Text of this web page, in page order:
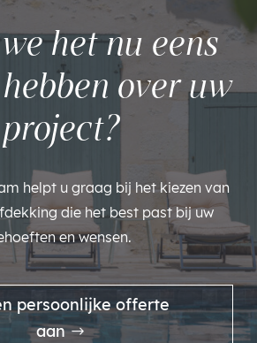
het nu eens
over uw
project?
helpt u graag bij het kiezen van
die het best past bij uw
en wensen.
persoonlijke offerte
aan